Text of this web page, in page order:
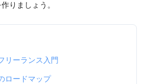
りましょう。
リーランス入門
ロードマップ